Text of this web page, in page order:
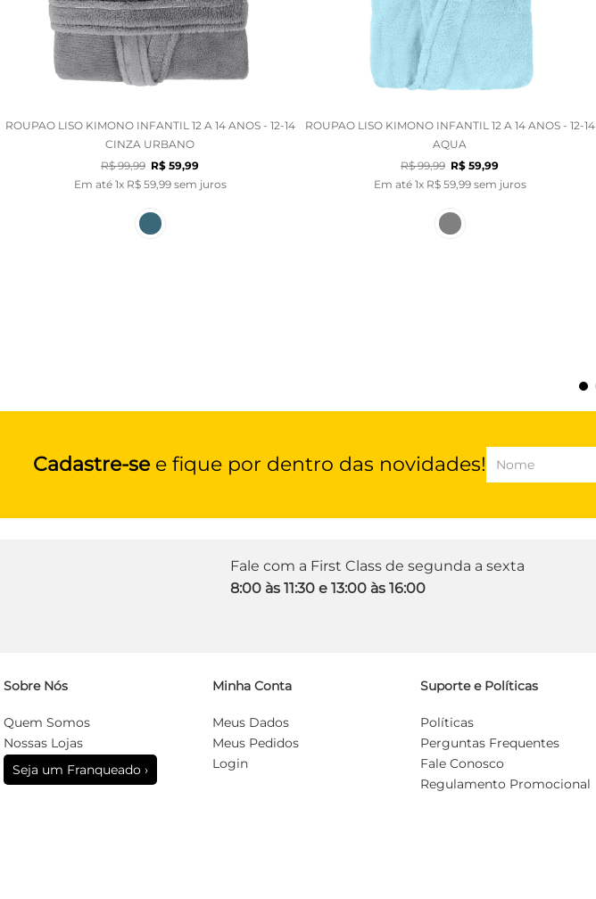
ROUPAO LISO KIMONO INFANTIL 12 A 14 ANOS - 12-14
CINZA URBANO
R$ 99,99 R$ 59,99
Em até 1x R$ 59,99sem juros
ROUPAO LISO KIMONO INFANTIL 12 A 14 ANOS - 12-14
AQUA
R$ 99,99 R$ 59,99
Em até 1x R$ 59,99sem juros
Cadastre-see fique por dentro das novidades!
Fale com a First Class de segunda a sexta
8:00 às 11:30 e 13:00 às 16:00
Sobre Nós
Quem Somos
Nossas Lojas
Seja um Franqueado ›
Minha Conta
Meus Dados
Meus Pedidos
Login
Suporte e Políticas
Políticas
Perguntas Frequentes
Fale Conosco
Regulamento Promocional